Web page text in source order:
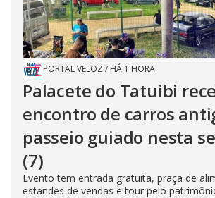
PORTAL VELOZ / HÁ 1 HORA
Palacete do Tatuibi
encontro de carros
passeio guiado nesta
(7)
Evento tem entrada gratuita, praça de
estandes de vendas e tour pelo